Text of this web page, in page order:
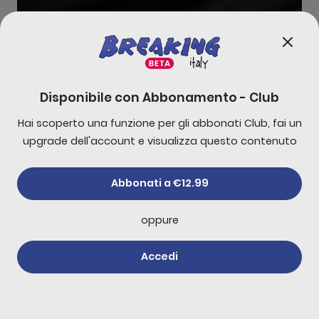
bella bella, ma proprio bella bella Live
-10 s +30s
Disponibile con Abbonamento - Club
Hai scoperto una funzione per gli abbonati Club, fai un
upgrade dell'account e visualizza questo contenuto
Abbonati a €12.99
oppure
Accedi